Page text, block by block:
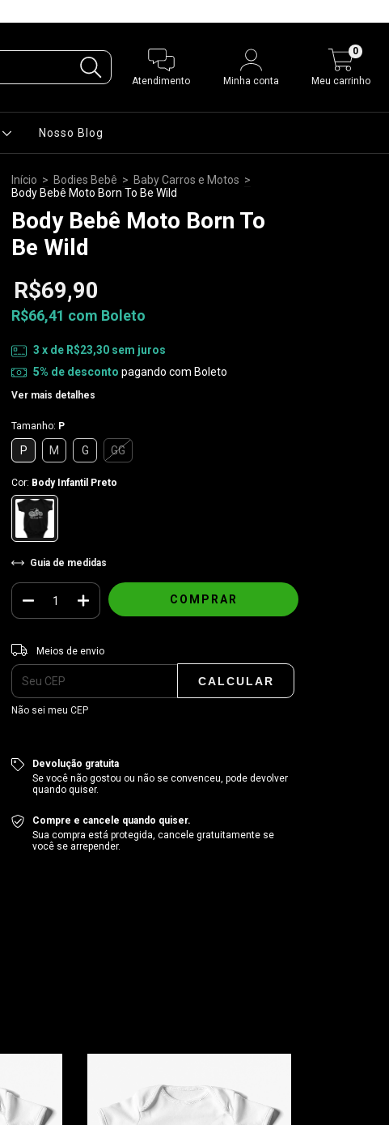
Atendimento Minha conta Meu carrinho
0
Nosso Blog
Início > Bodies Bebê > Baby Carros e Motos >
Body Bebê Moto Born To Be Wild
Body Bebê Moto Born To
Be Wild
R$69,90
R$66,41 com Boleto
3 x de R$23,30 sem juros
5% de desconto pagando com Boleto
Ver mais detalhes
Tamanho: P
P M G GG
Cor: Body Infantil Preto
Guia de medidas
Entregas para o CEP:
Meios de envio
CALCULAR
Não sei meu CEP
Devolução gratuita
Se você não gostou ou não se convenceu, pode devolver
quando quiser.
Compre e cancele quando quiser.
Sua compra está protegida, cancele gratuitamente se
você se arrepender.